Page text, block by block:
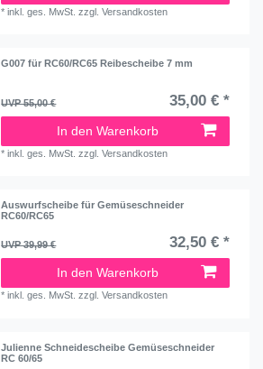
*inkl. ges. MwSt. zzgl.Versandkosten
G007 für RC60/RC65 Reibescheibe 7 mm
UVP 55,00 € 35,00 € *
In den Warenkorb
*inkl. ges. MwSt. zzgl.Versandkosten
Auswurfscheibe für Gemüseschneider
RC60/RC65
UVP 39,99 € 32,50 € *
In den Warenkorb
*inkl. ges. MwSt. zzgl.Versandkosten
Julienne Schneidescheibe Gemüseschneider
RC 60/65